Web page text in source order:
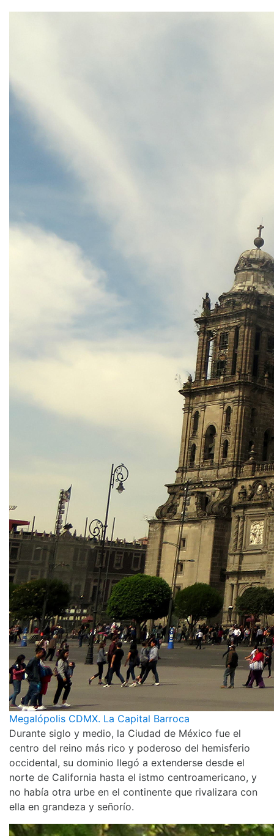
Megalópolis CDMX. La Capital Barroca
Durante siglo y medio, la Ciudad de México fue el
centro del reino más rico y poderoso del hemisferio
occidental, su dominio llegó a extenderse desde el
norte de California hasta el istmo centroamericano, y
no había otra urbe en el continente que rivalizara con
ella en grandeza y señorío.